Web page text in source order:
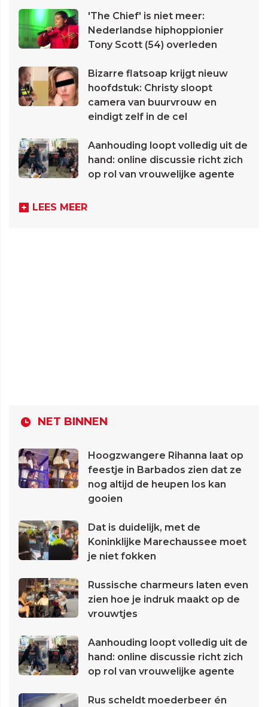
'The Chief' is niet meer:
Nederlandse hiphoppionier
Tony Scott (54) overleden
Bizarre flatsoap krijgt nieuw
hoofdstuk: Christy sloopt
camera van buurvrouw en
eindigt zelf in de cel
Aanhouding loopt volledig uit de
hand: online discussie richt zich
op rol van vrouwelijke agente
LEES MEER
NET BINNEN
Hoogzwangere Rihanna laat op
feestje in Barbados zien dat ze
nog altijd de heupen los kan
gooien
Dat is duidelijk, met de
Koninklijke Marechaussee moet
je niet fokken
Russische charmeurs laten even
zien hoe je indruk maakt op de
vrouwtjes
Aanhouding loopt volledig uit de
hand: online discussie richt zich
op rol van vrouwelijke agente
Rus scheldt moederbeer én